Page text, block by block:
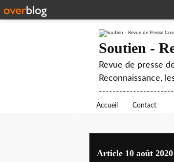
Soutien -
Revue de presse
Reconnaissance,
Accueil Contact
Article 10 août